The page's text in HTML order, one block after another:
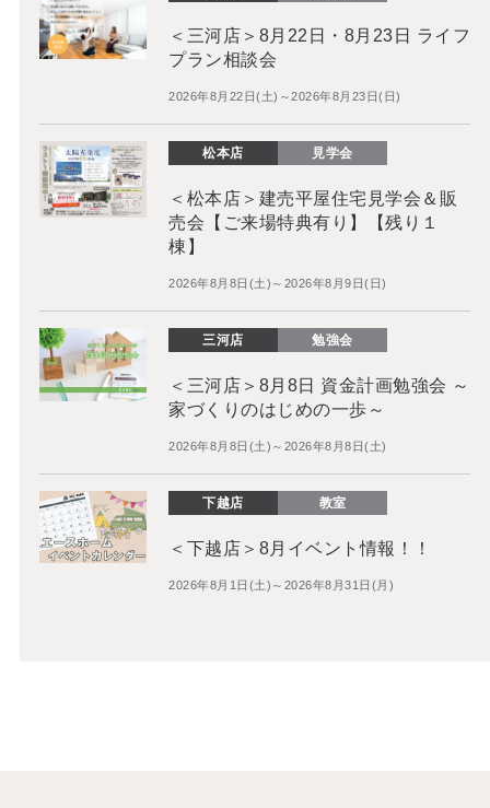
＜三河店＞8月22日・8月23日 ライフ
プラン相談会
2026年8月22日(土)～2026年8月23日(日)
松本店 見学会
＜松本店＞建売平屋住宅見学会＆販
売会【ご来場特典有り】【残り１
棟】
2026年8月8日(土)～2026年8月9日(日)
三河店 勉強会
＜三河店＞8月8日 資金計画勉強会 ～
家づくりのはじめの一歩～
2026年8月8日(土)～2026年8月8日(土)
下越店 教室
＜下越店＞8月イベント情報！！
2026年8月1日(土)～2026年8月31日(月)